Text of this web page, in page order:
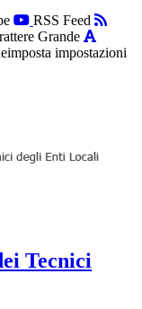
RSS Feed
Grande
impostazioni
Tecnici